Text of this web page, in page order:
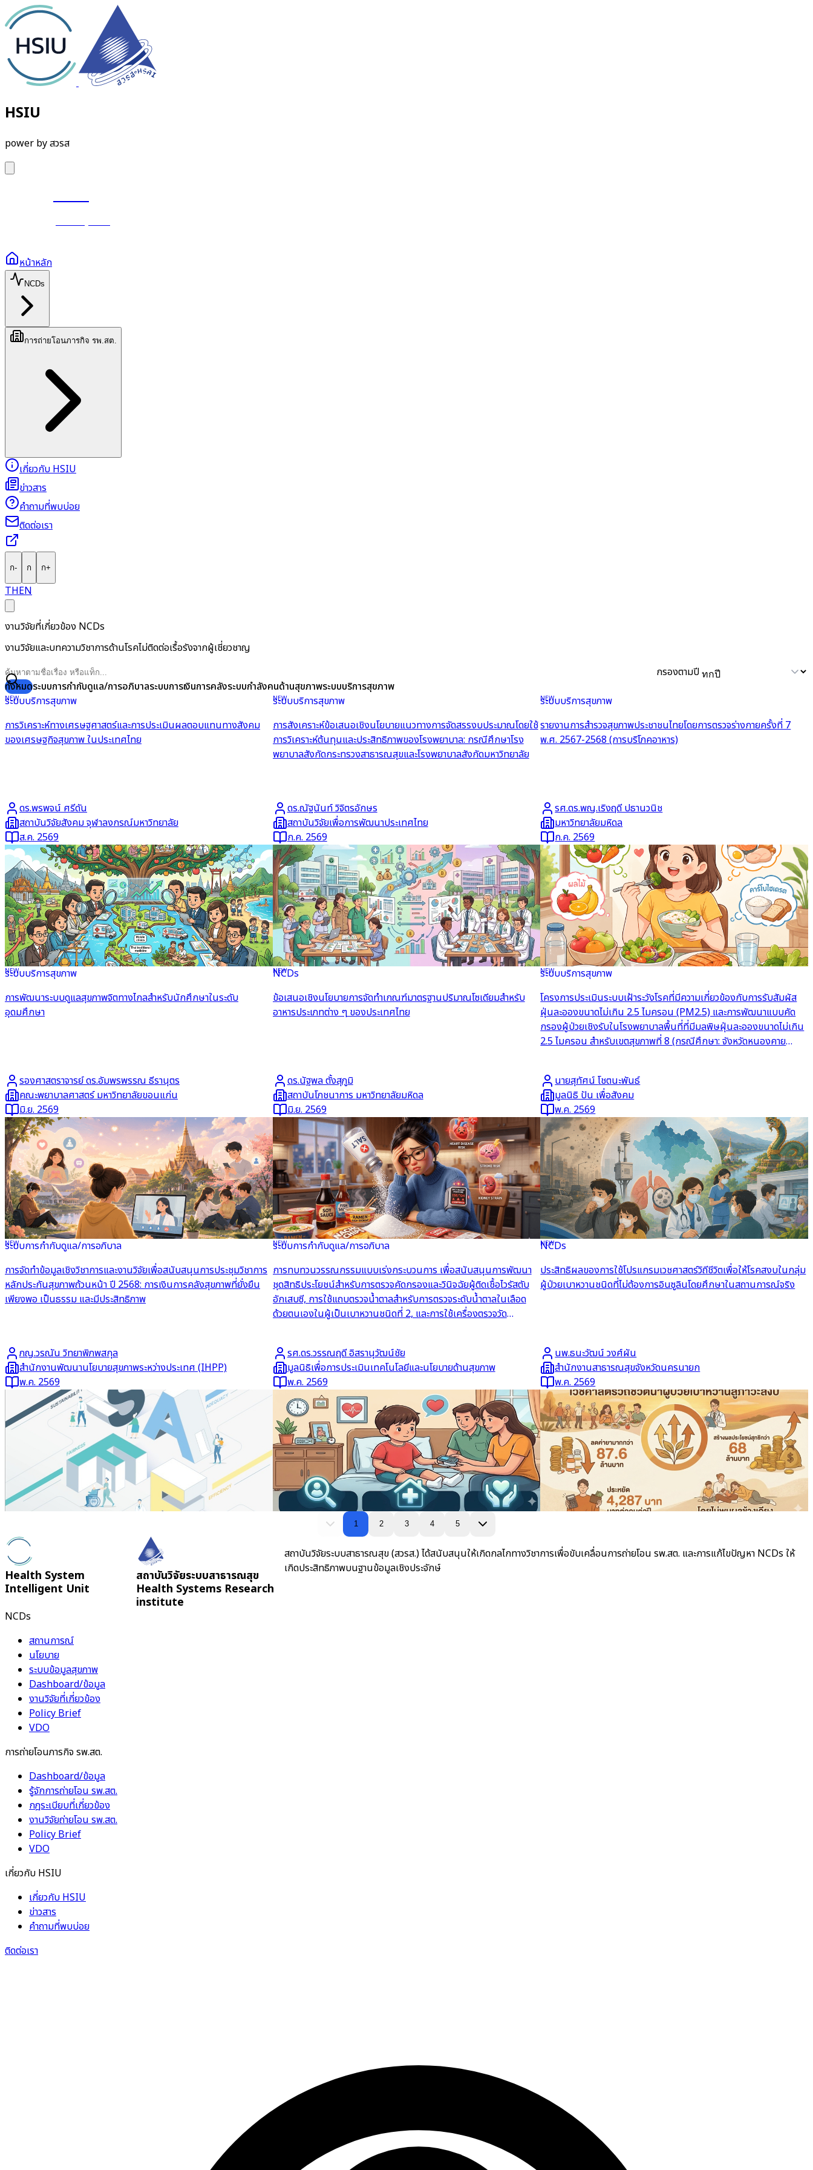
HSIU
power by สวรส
HSIU
หน้าหลัก
NCDs
การถ่ายโอนภารกิจ รพ.สต.
เกี่ยวกับ HSIU
ข่าวสาร
คำถามที่พบบ่อย
ติดต่อเรา
ก- ก ก+
THEN
งานวิจัยที่เกี่ยวข้อง NCDs
งานวิจัยและบทความวิชาการด้านโรคไม่ติดต่อเรื้อรังจากผู้เชี่ยวชาญ
กรองตามปี
ทั้งหมดระบบการกำกับดูแล/การอภิบาลระบบการเงินการคลังระบบกำลังคนด้านสุขภาพระบบบริการสุขภาพ
NEW
ระบบบริการสุขภาพ
การวิเคราะห์ทางเศรษฐศาสตร์และการประเมินผลตอบแทนทางสังคม
ของเศรษฐกิจสุขภาพ ในประเทศไทย
ดร.พรพจน์ ศรีดัน
สถาบันวิจัยสังคม จุฬาลงกรณ์มหาวิทยาลัย
ส.ค. 2569
อ่านต่อ
NEW
ระบบบริการสุขภาพ
การสังเคราะห์ข้อเสนอเชิงนโยบายแนวทางการจัดสรรงบประมาณโดยใช้
การวิเคราะห์ต้นทุนและประสิทธิภาพของโรงพยาบาล: กรณีศึกษาโรง
พยาบาลสังกัดกระทรวงสาธารณสุขและโรงพยาบาลสังกัดมหาวิทยาลัย
ดร.ณัฐนันท์ วิจิตรอักษร
สถาบันวิจัยเพื่อการพัฒนาประเทศไทย
ก.ค. 2569
อ่านต่อ
NEW
ระบบบริการสุขภาพ
รายงานการสำรวจสุขภาพประชาชนไทยโดยการตรวจร่างกายครั้งที่ 7
พ.ศ. 2567-2568 (การบริโภคอาหาร)
รศ.ดร.พญ.เริงฤดี ปธานวนิช
มหาวิทยาลัยมหิดล
ก.ค. 2569
อ่านต่อ
NEW
ระบบบริการสุขภาพ
การพัฒนาระบบดูแลสุขภาพจิตทางไกลสำหรับนักศึกษาในระดับ
อุดมศึกษา
รองศาสตราจารย์ ดร.อัมพรพรรณ ธีรานุตร
คณะพยาบาลศาสตร์ มหาวิทยาลัยขอนแก่น
มิ.ย. 2569
อ่านต่อ
NEW
NCDs
ข้อเสนอเชิงนโยบายการจัดทำเกณฑ์มาตรฐานปริมาณโซเดียมสำหรับ
อาหารประเภทต่าง ๆ ของประเทศไทย
ดร.นัฐพล ตั้งสุภูมิ
สถาบันโภชนาการ มหาวิทยาลัยมหิดล
มิ.ย. 2569
อ่านต่อ
NEW
ระบบบริการสุขภาพ
โครงการประเมินระบบเฝ้าระวังโรคที่มีความเกี่ยวข้องกับการรับสัมผัส
ฝุ่นละอองขนาดไม่เกิน 2.5 ไมครอน (PM2.5) และการพัฒนาแบบคัด
กรองผู้ป่วยเชิงรับในโรงพยาบาลพื้นที่ที่มีมลพิษฝุ่นละอองขนาดไม่เกิน
2.5 ไมครอน สำหรับเขตสุขภาพที่ 8 (กรณีศึกษา: จังหวัดหนองคาย
นายสุทัศน์ โชตนะพันธ์
มูลนิธิ ปัน เพื่อสังคม
พ.ค. 2569
อ่านต่อ
NEW
ระบบการกำกับดูแล/การอภิบาล
การจัดทำข้อมูลเชิงวิชาการและงานวิจัยเพื่อสนับสนุนการประชุมวิชาการ
หลักประกันสุขภาพถ้วนหน้า ปี 2568: การเงินการคลังสุขภาพที่ยั่งยืน
เพียงพอ เป็นธรรม และมีประสิทธิภาพ
ภญ.วรณัน วิทยาพิภพสกุล
สำนักงานพัฒนานโยบายสุขภาพระหว่างประเทศ (IHPP)
พ.ค. 2569
NEW
ระบบการกำกับดูแล/การอภิบาล
การทบทวนวรรณกรรมแบบเร่งกระบวนการ เพื่อสนับสนุนการพัฒนา
ชุดสิทธิประโยชน์สำหรับการตรวจคัดกรองและวินิจฉัยผู้ติดเชื้อไวรัสตับ
อักเสบซี, การใช้แถบตรวจน้ำตาลสำหรับการตรวจระดับน้ำตาลในเลือด
ด้วยตนเองในผู้เป็นเบาหวานชนิดที่ 2, และการใช้เครื่องตรวจวัด
รศ.ดร.วรรณฤดี อิสรานุวัฒน์ชัย
มูลนิธิเพื่อการประเมินเทคโนโลยีและนโยบายด้านสุขภาพ
พ.ค. 2569
NEW
NCDs
ประสิทธิผลของการใช้โปรแกรมเวชศาสตร์วิถีชีวิตเพื่อให้โรคสงบในกลุ่ม
ผู้ป่วยเบาหวานชนิดที่ไม่ต้องการอินซูลินโดยศึกษาในสถานการณ์จริง
นพ.ธนะวัฒน์ วงศ์ผัน
สำนักงานสาธารณสุขจังหวัดนครนายก
พ.ค. 2569
1 2 3 4 5
Health System
Intelligent Unit
สถาบันวิจัยระบบสาธารณสุข
Health Systems Research
institute
สถาบันวิจัยระบบสาธารณสุข (สวรส.) ได้สนับสนุนให้เกิดกลไกทางวิชาการเพื่อขับเคลื่อนการถ่ายโอน รพ.สต. และการแก้ไขปัญหา NCDs ให้
เกิดประสิทธิภาพบนฐานข้อมูลเชิงประจักษ์
NCDs
สถานการณ์
นโยบาย
ระบบข้อมูลสุขภาพ
Dashboard/ข้อมูล
งานวิจัยที่เกี่ยวข้อง
Policy Brief
VDO
การถ่ายโอนภารกิจ รพ.สต.
Dashboard/ข้อมูล
รู้จักการถ่ายโอน รพ.สต.
กฎระเบียบที่เกี่ยวข้อง
งานวิจัยถ่ายโอน รพ.สต.
Policy Brief
VDO
เกี่ยวกับ HSIU
เกี่ยวกับ HSIU
ข่าวสาร
คำถามที่พบบ่อย
ติดต่อเรา